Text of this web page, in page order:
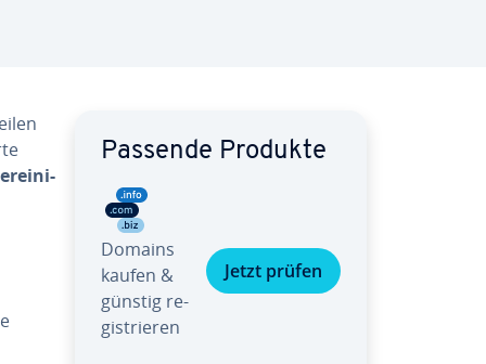
Passende Produkte
Domains
kaufen &
günstig re­
gis­trie­ren
Jetzt prüfen